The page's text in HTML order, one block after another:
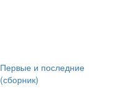
Первые и последние
(сборник)